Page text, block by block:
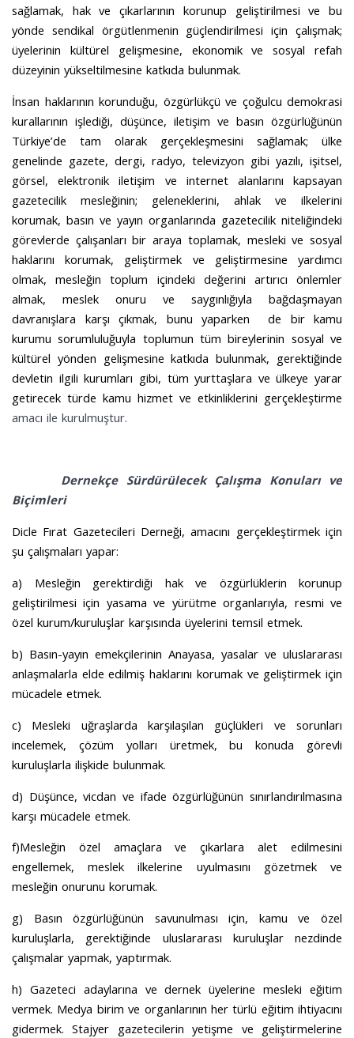
sağlamak, hak ve çıkarlarının korunup geliştirilmesi ve bu
yönde sendikal örgütlenmenin güçlendirilmesi için çalışmak;
üyelerinin kültürel gelişmesine, ekonomik ve sosyal refah
düzeyinin yükseltilmesine katkıda bulunmak.
İnsan haklarının korunduğu, özgürlükçü ve çoğulcu demokrasi
kurallarının işlediği, düşünce, iletişim ve basın özgürlüğünün
Türkiye’de tam olarak gerçekleşmesini sağlamak; ülke
genelinde gazete, dergi, radyo, televizyon gibi yazılı, işitsel,
görsel, elektronik iletişim ve internet alanlarını kapsayan
gazetecilik mesleğinin; geleneklerini, ahlak ve ilkelerini
korumak, basın ve yayın organlarında gazetecilik niteliğindeki
görevlerde çalışanları bir araya toplamak, mesleki ve sosyal
haklarını korumak, geliştirmek ve geliştirmesine yardımcı
olmak, mesleğin toplum içindeki değerini artırıcı önlemler
almak, meslek onuru ve saygınlığıyla bağdaşmayan
davranışlara karşı çıkmak, bunu yaparken de bir kamu
kurumu sorumluluğuyla toplumun tüm bireylerinin sosyal ve
kültürel yönden gelişmesine katkıda bulunmak, gerektiğinde
devletin ilgili kurumları gibi, tüm yurttaşlara ve ülkeye yarar
getirecek türde kamu hizmet ve etkinliklerini gerçekleştirme
amacı ile kurulmuştur.
Dernekçe Sürdürülecek Çalışma Konuları ve
Biçimleri
Dicle Fırat Gazetecileri Derneği, amacını gerçekleştirmek için
şu çalışmaları yapar:
a) Mesleğin gerektirdiği hak ve özgürlüklerin korunup
geliştirilmesi için yasama ve yürütme organlarıyla, resmi ve
özel kurum/kuruluşlar karşısında üyelerini temsil etmek.
b) Basın-yayın emekçilerinin Anayasa, yasalar ve uluslararası
anlaşmalarla elde edilmiş haklarını korumak ve geliştirmek için
mücadele etmek.
c) Mesleki uğraşlarda karşılaşılan güçlükleri ve sorunları
incelemek, çözüm yolları üretmek, bu konuda görevli
kuruluşlarla ilişkide bulunmak.
d) Düşünce, vicdan ve ifade özgürlüğünün sınırlandırılmasına
karşı mücadele etmek.
f)Mesleğin özel amaçlara ve çıkarlara alet edilmesini
engellemek, meslek ilkelerine uyulmasını gözetmek ve
mesleğin onurunu korumak.
g) Basın özgürlüğünün savunulması için, kamu ve özel
kuruluşlarla, gerektiğinde uluslararası kuruluşlar nezdinde
çalışmalar yapmak, yaptırmak.
h) Gazeteci adaylarına ve dernek üyelerine mesleki eğitim
vermek. Medya birim ve organlarının her türlü eğitim ihtiyacını
gidermek. Stajyer gazetecilerin yetişme ve geliştirmelerine